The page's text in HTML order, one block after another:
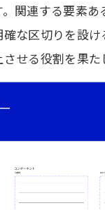
関連する要素
な区切りを設
せる役割を果た